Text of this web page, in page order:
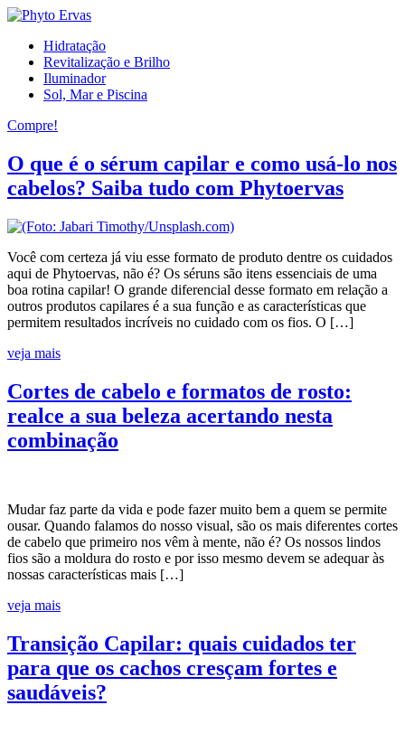
Hidratação
Revitalização e Brilho
Iluminador
Sol, Mar e Piscina
Compre!
O que é o sérum capilar e como usá-lo nos
cabelos? Saiba tudo com Phytoervas
Você com certeza já viu esse formato de produto dentre os cuidados
aqui de Phytoervas, não é? Os séruns são itens essenciais de uma
boa rotina capilar! O grande diferencial desse formato em relação a
outros produtos capilares é a sua função e as características que
permitem resultados incríveis no cuidado com os fios. O […]
veja mais
Cortes de cabelo e formatos de rosto:
realce a sua beleza acertando nesta
combinação
Mudar faz parte da vida e pode fazer muito bem a quem se permite
ousar. Quando falamos do nosso visual, são os mais diferentes cortes
de cabelo que primeiro nos vêm à mente, não é? Os nossos lindos
fios são a moldura do rosto e por isso mesmo devem se adequar às
nossas características mais […]
veja mais
Transição Capilar: quais cuidados ter
para que os cachos cresçam fortes e
saudáveis?